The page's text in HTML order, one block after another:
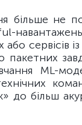
більше не
сервісів
ML-
до більш